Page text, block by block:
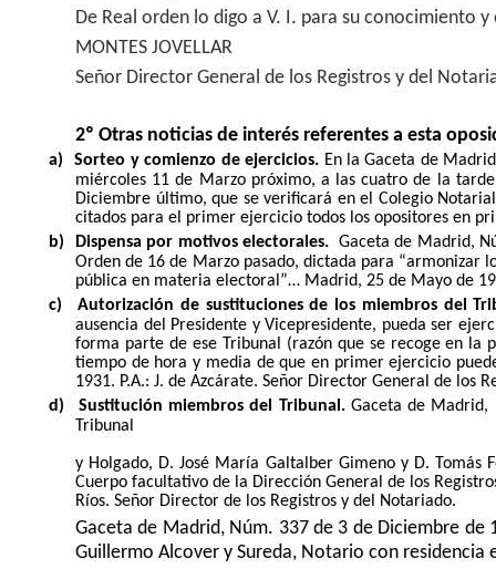
De Real orden lo digo a V. I. para su conocimiento
MONTES JOVELLAR
Señor Director General de los Registros y del
2º Otras noticias de interés referentes a esta
a) Sorteo y comienzo de ejercicios. En la Gaceta de
miércoles 11 de Marzo próximo, a las cuatro de la
Diciembre último, que se verificará en el Colegio
citados para el primer ejercicio todos los opositores en
b)
Dispensa por motivos electorales. Gaceta de Madrid,
Orden de 16 de Marzo pasado, dictada para “armonizar
pública en materia electoral”… Madrid, 25 de Mayo de
c)
Autorización de sustituciones de los miembros del
ausencia del Presidente y Vicepresidente, pueda ser
forma parte de ese Tribunal (razón que se recoge en la
tiempo de hora y media de que en primer ejercicio
1931. P.A.: J. de Azcárate. Señor Director General de los
d)
Sustitución miembros del Tribunal.Gaceta de Madrid,
y Holgado, D. José María Galtalber Gimeno y D. Tomás
Cuerpo facultativo de la Dirección General de los
Ríos. Señor Director de los Registros y del Notariado.
Gaceta de Madrid, Núm. 337 de 3 de Diciembre
Guillermo Alcover y Sureda, Notario con residencia